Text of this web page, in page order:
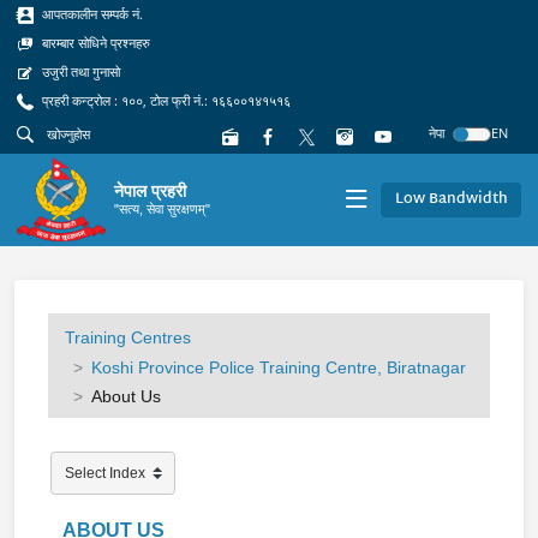
आपतकालीन सम्पर्क नं.
बारम्बार सोधिने प्रश्नहरु
उजुरी तथा गुनासो
प्रहरी कन्ट्रोल : १००, टोल फ्री नं.: १६६००१४१५१६
नेपा
EN
नेपाल प्रहरी
"सत्य, सेवा सुरक्षणम्" Low Bandwidth
Training Centres
Koshi Province Police Training Centre, Biratnagar
About Us
ABOUT US